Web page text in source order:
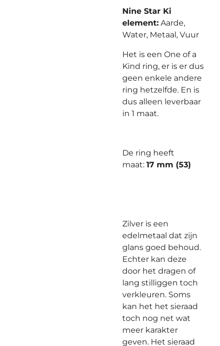
Nine Star Ki
element: Aarde,
Water, Metaal, Vuur
Het is een One of a
Kind ring, er is er dus
geen enkele andere
ring hetzelfde. En is
dus alleen leverbaar
in 1 maat.
De ring heeft
maat: 17 mm (53)
Zilver is een
edelmetaal dat zijn
glans goed behoud.
Echter kan deze
door het dragen of
lang stilliggen toch
verkleuren. Soms
kan het het sieraad
toch nog net wat
meer karakter
geven. Het sieraad